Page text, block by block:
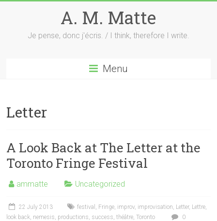
A. M. Matte
Je pense, donc j'écris. / I think, therefore I write.
Menu
Letter
A Look Back at The Letter at the
Toronto Fringe Festival
ammatte Uncategorized
22 July 2013 festival , Fringe, improv, improvisation, Letter, Lettre,
look back, nemesis, productions, success,théâtre,Toronto
0